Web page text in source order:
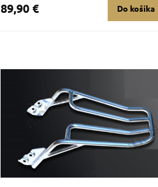
89,90 € Do košíka